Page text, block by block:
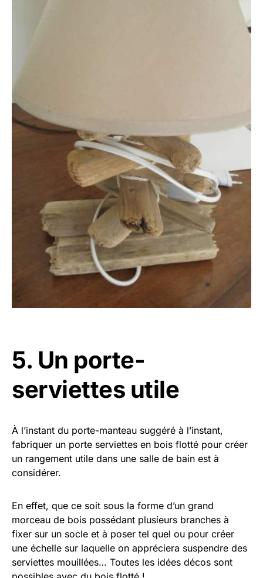
5. Un porte-
serviettes utile
À l’instant du porte-manteau suggéré à l’instant,
fabriquer un porte serviettes en bois flotté pour créer
un rangement utile dans une salle de bain est à
considérer.
En effet, que ce soit sous la forme d’un grand
morceau de bois possédant plusieurs branches à
fixer sur un socle et à poser tel quel ou pour créer
une échelle sur laquelle on appréciera suspendre des
serviettes mouillées… Toutes les idées décos sont